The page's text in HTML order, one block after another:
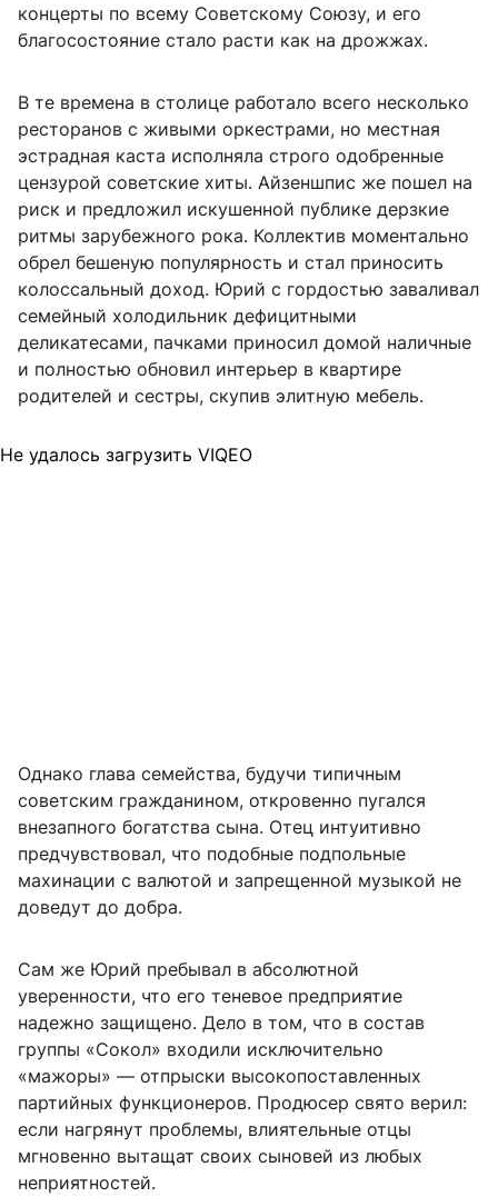
концерты по всему Советскому Союзу, и его
благосостояние стало расти как на дрожжах.
В те времена в столице работало всего несколько
ресторанов с живыми оркестрами, но местная
эстрадная каста исполняла строго одобренные
цензурой советские хиты. Айзеншпис же пошел на
риск и предложил искушенной публике дерзкие
ритмы зарубежного рока. Коллектив моментально
обрел бешеную популярность и стал приносить
колоссальный доход. Юрий с гордостью заваливал
семейный холодильник дефицитными
деликатесами, пачками приносил домой наличные
и полностью обновил интерьер в квартире
родителей и сестры, скупив элитную мебель.
Не удалось загрузить VIQEO
Однако глава семейства, будучи типичным
советским гражданином, откровенно пугался
внезапного богатства сына. Отец интуитивно
предчувствовал, что подобные подпольные
махинации с валютой и запрещенной музыкой не
доведут до добра.
Сам же Юрий пребывал в абсолютной
уверенности, что его теневое предприятие
надежно защищено. Дело в том, что в состав
группы «Сокол» входили исключительно
«мажоры» — отпрыски высокопоставленных
партийных функционеров. Продюсер свято верил:
если нагрянут проблемы, влиятельные отцы
мгновенно вытащат своих сыновей из любых
неприятностей.